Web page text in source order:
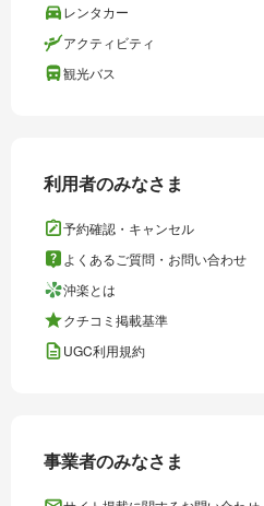
レンタカー
アクティビティ
観光バス
利用者のみなさま
予約確認・キャンセル
よくあるご質問・お問い合わせ
沖楽とは
クチコミ掲載基準
UGC利用規約
事業者のみなさま